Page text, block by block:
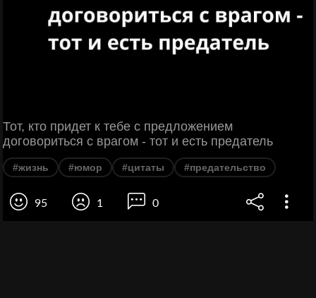
Тот, кто придет к тебе с предложением
договориться с врагом - тот и есть предатель
#жизнь #юмор #цитаты #предательство
95 1 0